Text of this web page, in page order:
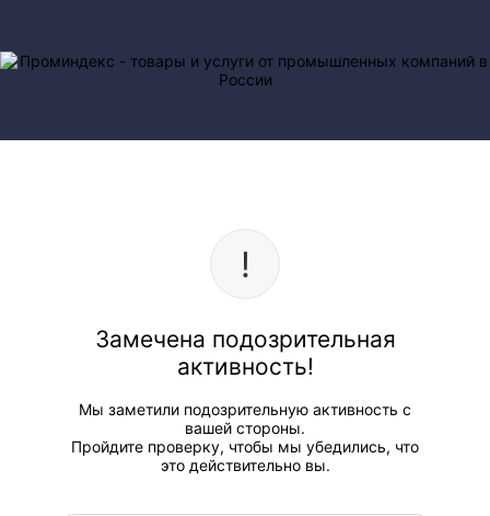
Замечена подозрительная
активность!
Мы заметили подозрительную активность с
вашей стороны.
Пройдите проверку, чтобы мы убедились, что
это действительно вы.